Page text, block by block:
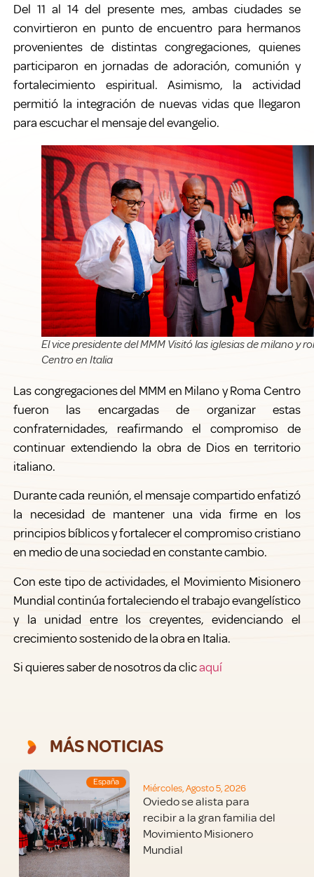
Del 11 al 14 del presente mes, ambas ciudades se
convirtieron en punto de encuentro para hermanos
provenientes de distintas congregaciones, quienes
participaron en jornadas de adoración, comunión y
fortalecimiento espiritual. Asimismo, la actividad
permitió la integración de nuevas vidas que llegaron
para escuchar el mensaje del evangelio.
El vice presidente del MMM Visitó las iglesias de milano y
Centro en Italia
Las congregaciones del MMM en Milano y Roma Centro
fueron las encargadas de organizar estas
confraternidades, reafirmando el compromiso de
continuar extendiendo la obra de Dios en territorio
italiano.
Durante cada reunión, el mensaje compartido enfatizó
la necesidad de mantener una vida firme en los
principios bíblicos y fortalecer el compromiso cristiano
en medio de una sociedad en constante cambio.
Con este tipo de actividades, el Movimiento Misionero
Mundial continúa fortaleciendo el trabajo evangelístico
y la unidad entre los creyentes, evidenciando el
crecimiento sostenido de la obra en Italia.
Si quieres saber de nosotros da clicaquí
MÁS NOTICIAS
España
Miércoles, Agosto 5, 2026
Oviedo se alista para
recibir a la gran familia del
Movimiento Misionero
Mundial